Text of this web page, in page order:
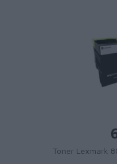
Toner Lexmark